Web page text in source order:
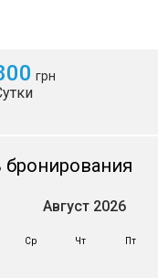
грн
бронирования
Август 2026
Ср Чт Пт